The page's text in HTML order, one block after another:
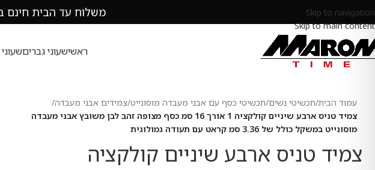
Skip to navigation
Skip to main content
משלוח עד הבית חינם
ראשישעוני גברים
עמוד הבית/תכשיטי נשים/תכשיטי כסף עם אבני מעבדה מוסונייט/צמידים אבני מעבדה/
צמיד טניס ארבע שיניים קולקציה 1 אורך 16 סמ כסף מצופה זהב לבן משובץ אבני מעבדה
מוסונייט במשקל כולל של 3.36 סמ קראט עם תעודה גמולוגית
צמיד טניס ארבע שיניים קולקציה